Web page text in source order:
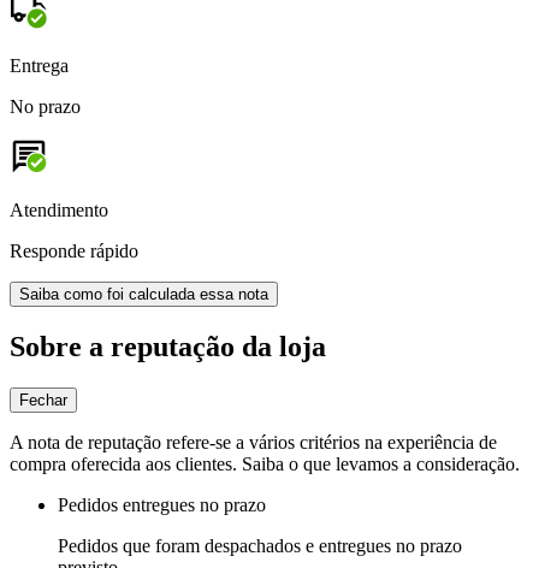
Entrega
No prazo
Atendimento
Responde rápido
Saiba como foi calculada essa nota
Sobre a reputação da loja
Fechar
A nota de reputação refere-se a vários critérios na experiência de
compra oferecida aos clientes. Saiba o que levamos a consideração.
Pedidos entregues no prazo
Pedidos que foram despachados e entregues no prazo